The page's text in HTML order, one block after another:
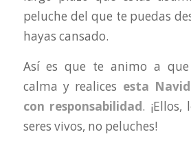
peluche del que te puedas
hayas cansado.
Así es que te animo a
calma y realices esta
con responsabilidad. ¡Ellos,
seres vivos, no peluches!